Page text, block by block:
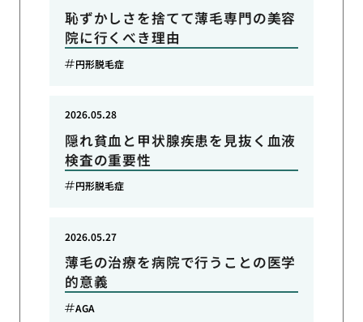
恥ずかしさを捨てて薄毛専門の美容
院に行くべき理由
円形脱毛症
隠れ貧血と甲状腺疾患を見抜く血液
検査の重要性
2026.05.28
円形脱毛症
薄毛の治療を病院で行うことの医学
的意義
2026.05.27
AGA